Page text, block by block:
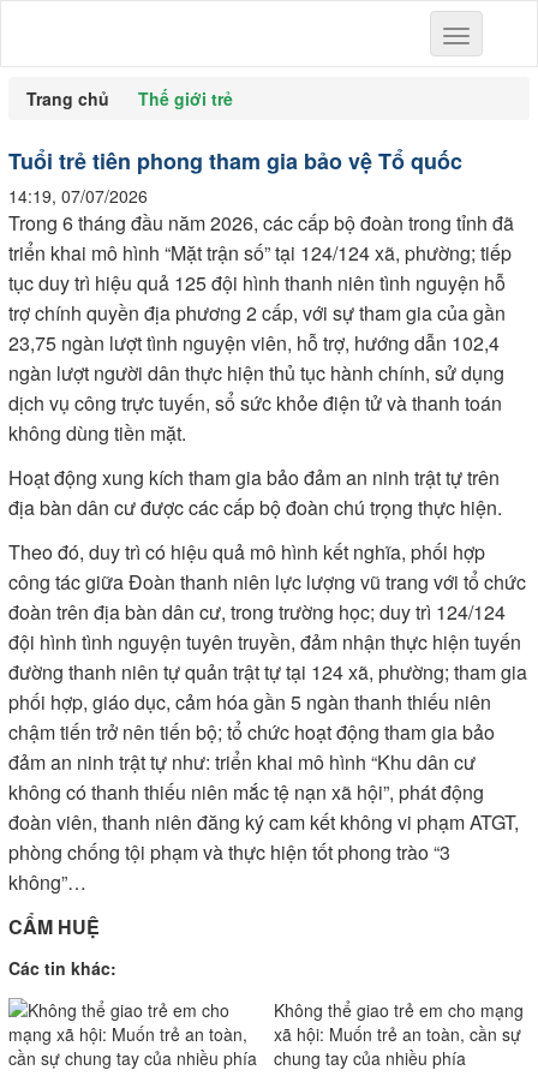
Toggle
navigation
Trang chủ
Thế giới trẻ
Tuổi trẻ tiên phong tham gia bảo vệ Tổ quốc
14:19, 07/07/2026
Trong 6 tháng đầu năm 2026, các cấp bộ đoàn trong tỉnh đã
triển khai mô hình “Mặt trận số” tại 124/124 xã, phường; tiếp
tục duy trì hiệu quả 125 đội hình thanh niên tình nguyện hỗ
trợ chính quyền địa phương 2 cấp, với sự tham gia của gần
23,75 ngàn lượt tình nguyện viên, hỗ trợ, hướng dẫn 102,4
ngàn lượt người dân thực hiện thủ tục hành chính, sử dụng
dịch vụ công trực tuyến, sổ sức khỏe điện tử và thanh toán
không dùng tiền mặt.
Hoạt động xung kích tham gia bảo đảm an ninh trật tự trên
địa bàn dân cư được các cấp bộ đoàn chú trọng thực hiện.
Theo đó, duy trì có hiệu quả mô hình kết nghĩa, phối hợp
công tác giữa Đoàn thanh niên lực lượng vũ trang với tổ chức
đoàn trên địa bàn dân cư, trong trường học; duy trì 124/124
đội hình tình nguyện tuyên truyền, đảm nhận thực hiện tuyến
đường thanh niên tự quản trật tự tại 124 xã, phường; tham gia
phối hợp, giáo dục, cảm hóa gần 5 ngàn thanh thiếu niên
chậm tiến trở nên tiến bộ; tổ chức hoạt động tham gia bảo
đảm an ninh trật tự như: triển khai mô hình “Khu dân cư
không có thanh thiếu niên mắc tệ nạn xã hội”, phát động
đoàn viên, thanh niên đăng ký cam kết không vi phạm ATGT,
phòng chống tội phạm và thực hiện tốt phong trào “3
không”…
CẨM HUỆ
Các tin khác:
Không thể giao trẻ em cho mạng
xã hội: Muốn trẻ an toàn, cần sự
chung tay của nhiều phía